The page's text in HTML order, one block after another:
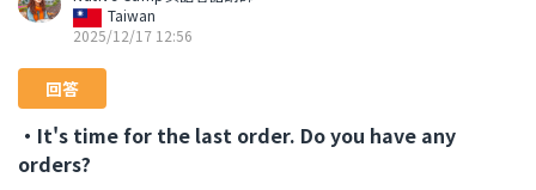
Taiwan
2025/12/17 12:56
回答
・It's time for the last order. Do you have any
orders?